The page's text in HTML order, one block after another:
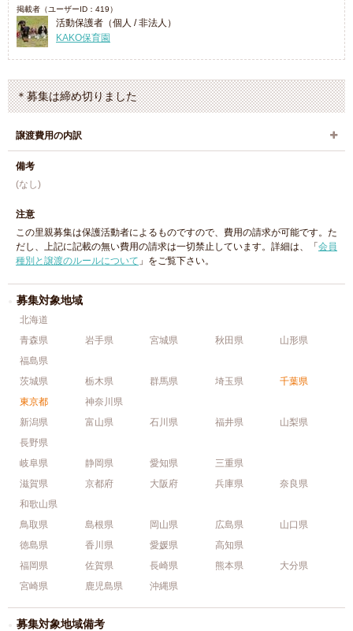
掲載者（ユーザーID：419）
活動保護者（個人 / 非法人）
KAKO保育園
＊募集は締め切りました
譲渡費用の内訳
備考
(なし)
注意
この里親募集は保護活動者によるものですので、費用の請求が可能です。た
だし、上記に記載の無い費用の請求は一切禁止しています。詳細は、「 会員
種別と譲渡のルールについて 」をご覧下さい。
募集対象地域
北海道
青森県
岩手県 宮城県 秋田県
山形県
福島県
茨城県
栃木県 群馬県 埼玉県
千葉県
東京都
神奈川県
新潟県
富山県 石川県 福井県
山梨県
長野県
岐阜県
静岡県 愛知県
三重県
滋賀県
京都府 大阪府 兵庫県
奈良県
和歌山県
鳥取県
島根県 岡山県 広島県
山口県
徳島県
香川県 愛媛県
高知県
福岡県
佐賀県 長崎県 熊本県
大分県
宮崎県
鹿児島県 沖縄県
募集対象地域備考